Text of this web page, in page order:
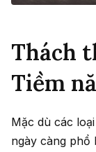
Thách
Tiềm
Mặc dù các
ngày càng phổ